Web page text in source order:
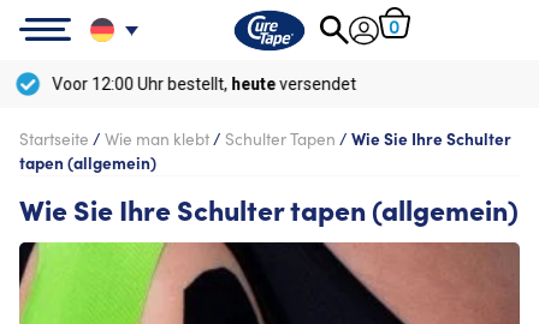
0
KostenloseLieferung ab
Startseite / Wie man klebt/ Schulter Tapen / Wie Sie Ihre Schulter
tapen (allgemein)
Wie Sie Ihre Schulter tapen (allgemein)